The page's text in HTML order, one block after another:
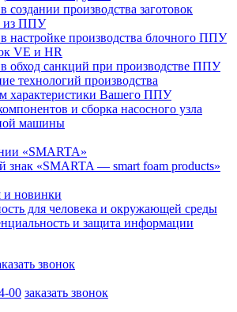
создании производства заготовок
из ППУ
настройке производства блочного ППУ
VE и HR
обход санкций при производстве ППУ
технологий производства
характеристики Вашего ППУ
и сборка насосного узла
машины
«SMARTA»
знак «SMARTA — smart foam products»
и новинки
для человека и окружающей среды
и защита информации
звонок
00 заказать звонок